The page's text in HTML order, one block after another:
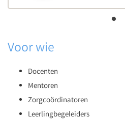
Voor wie
Docenten
Mentoren
Zorgcoördinatoren
Leerlingbegeleiders